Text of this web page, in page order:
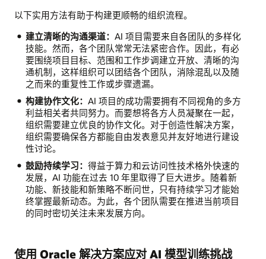
以下实用方法有助于构建更顺畅的组织流程。
建立清晰的沟通渠道： AI 项目需要来自各团队的多样化
技能。然而，各个团队常常无法紧密合作。因此，有必
要围绕项目目标、范围和工作步调建立开放、清晰的沟
通机制，这样组织可以团结各个团队，消除混乱以及随
之而来的重复性工作或步骤遗漏。
构建协作文化： AI 项目的成功需要拥有不同视角的多方
利益相关者共同努力。而要想将各方人员凝聚在一起，
组织需要建立优良的协作文化。对于创造性解决方案，
组织需要确保各方都能自由发表意见并友好地进行建设
性讨论。
鼓励持续学习： 得益于算力和云访问性技术格外快速的
发展，AI 功能在过去 10 年里取得了巨大进步。随着新
功能、新技能和新策略不断问世，只有持续学习才能始
终掌握最新动态。为此，各个团队需要在推进当前项目
的同时密切关注未来发展方向。
使用 Oracle 解决方案应对 AI 模型训练挑战